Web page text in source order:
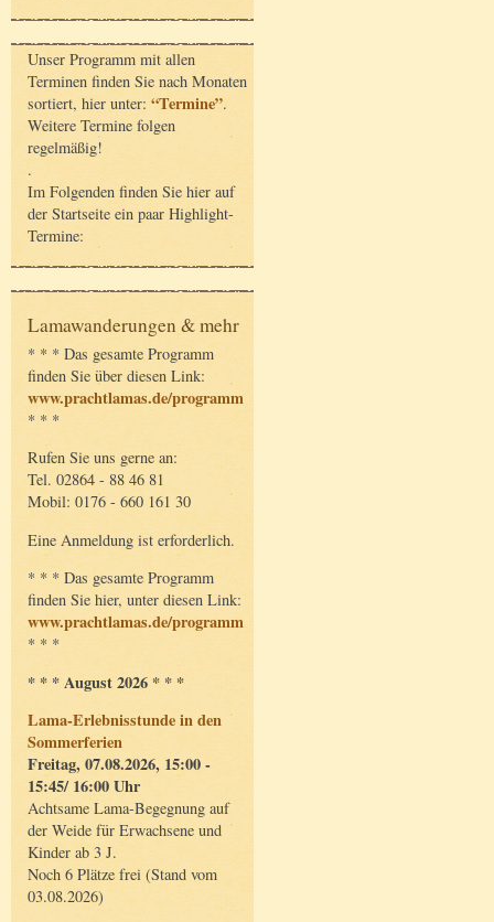
Unser Programm mit allen
Terminen finden Sie nach Monaten
sortiert, hier unter: “Termine”.
Weitere Termine folgen
regelmäßig!
.
Im Folgenden finden Sie hier auf
der Startseite ein paar Highlight-
Termine:
Lamawanderungen & mehr
* * * Das gesamte Programm
finden Sie über diesen Link:
www.prachtlamas.de/programm
* * *
Rufen Sie uns gerne an:
Tel. 02864 - 88 46 81
Mobil: 0176 - 660 161 30
Eine Anmeldung ist erforderlich.
* * * Das gesamte Programm
finden Sie hier, unter diesen Link:
www.prachtlamas.de/programm
* * *
* * * August 2026 * * *
Lama-Erlebnisstunde in den
Sommerferien
Freitag, 07.08.2026, 15:00 -
15:45/ 16:00 Uhr
Achtsame Lama-Begegnung auf
der Weide für Erwachsene und
Kinder ab 3 J.
Noch 6 Plätze frei (Stand vom
03.08.2026)